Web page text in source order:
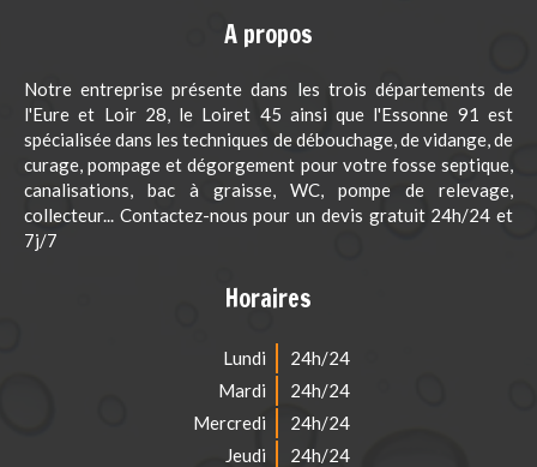
A propos
Notre entreprise présente dans les trois départements de
l'Eure et Loir 28, le Loiret 45 ainsi que l'Essonne 91 est
spécialisée dans les techniques de débouchage, de vidange, de
curage, pompage et dégorgement pour votre fosse septique,
canalisations, bac à graisse, WC, pompe de relevage,
collecteur... Contactez-nous pour un devis gratuit 24h/24 et
7j/7
Horaires
Lundi
24h/24
Mardi
24h/24
Mercredi
24h/24
Jeudi
24h/24